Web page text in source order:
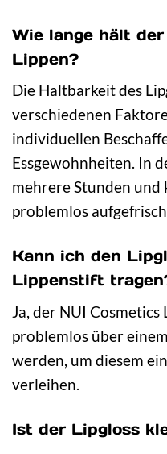
Wie lange hält
Lippen?
Die Haltbarkeit des
verschiedenen
individuellen
Essgewohnheiten. In
mehrere Stunden und
problemlos
Kann ich den
Lippenstift
Ja, der NUI Cosmetics
problemlos über
werden, um diesem
verleihen.
Ist der Lipgloss